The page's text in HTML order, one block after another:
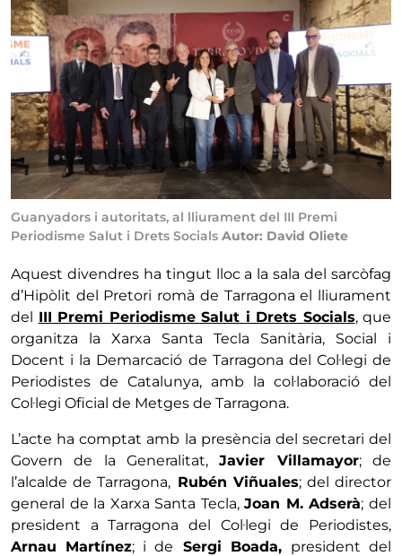
Guanyadors i autoritats, al lliurament del III Premi
Periodisme Salut i Drets Socials Autor: David Oliete
Aquest divendres ha tingut lloc a la sala del sarcòfag
d’Hipòlit del Pretori romà de Tarragona el lliurament
del III Premi Periodisme Salut i Drets Socials, que
organitza la Xarxa Santa Tecla Sanitària, Social i
Docent i la Demarcació de Tarragona del Col·legi de
Periodistes de Catalunya, amb la col·laboració del
Col·legi Oficial de Metges de Tarragona.
L’acte ha comptat amb la presència del secretari del
Govern de la Generalitat,Javier Villamayor; de
l’alcalde de Tarragona, Rubén Viñuales; del director
general de la Xarxa Santa Tecla,Joan M. Adserà; del
president a Tarragona del Col·legi de Periodistes,
Arnau Martínez; i de Sergi Boada, president del